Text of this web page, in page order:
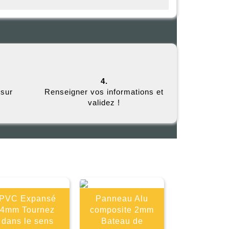
4.
Renseigner vos informations et
validez !
Expansé
4mm Tournez
dans le sens
Panneau Alu
composite 2mm
Bateau de